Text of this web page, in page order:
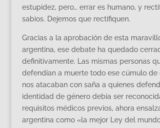
estupidez, pero… errar es humano, y
sabios. Dejemos que rectifiquen.
Gracias a la aprobación de esta
argentina, ese debate ha quedado
definitivamente. Las mismas personas
defendían a muerte todo ese cúmulo de
nos atacaban con saña a quienes
identidad de género debía ser
requisitos médicos previos, ahora
argentina como «la mejor Ley del